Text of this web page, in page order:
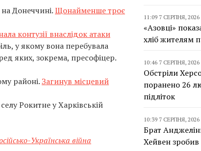
Донеччині. Щонайменше троє
контузії внаслідок атаки
у якому вона перебувала
яких, зокрема, пресофіцер.
районі.Загинув місцевий
Рокитне у Харківській
Українська війна
11:09 7 СЕРПНЯ, 2026
«Азовці»
хліб жителям
10:46 7 СЕРПНЯ, 2026
Обстріли
поранено 26
підліток
10:39 7 СЕРПНЯ, 2026
Брат
Хейвен зробив